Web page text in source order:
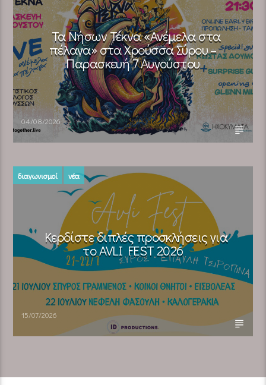
Τα Νήσων Τέκνα «Ανέμελα στα
πέλαγα» στα Χρούσσα Σύρου –
Παρασκευή 7 Αυγούστου
04/08/2026
διαγωνισμοί νέα
Κερδίστε διπλές προσκλήσεις για
το AVLI FEST 2026
15/07/2026